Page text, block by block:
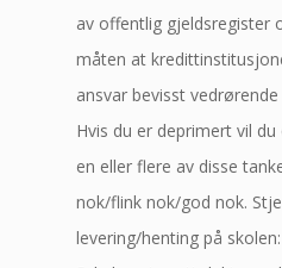
av offentlig gjeldsregister
måten at
ansvar bevisst
Hvis du er deprimert vil
en eller flere av disse
nok/flink nok/god nok.
levering/henting på